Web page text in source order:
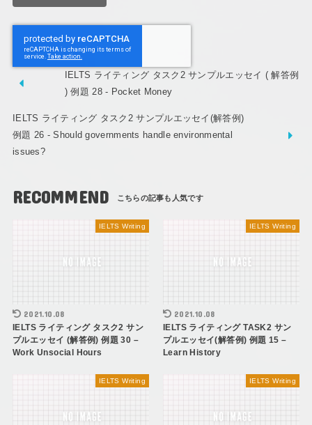
IELTS ライティング タスク2 サンプルエッセイ ( 解答例
) 例題 28 - Pocket Money
IELTS ライティング タスク2 サンプルエッセイ(解答例)
例題 26 - Should governments handle environmental
issues?
RECOMMEND
IELTS Writing
2021.10.08
IELTS ライティング タスク2 サン
プルエッセイ (解答例) 例題 30 –
Work Unsocial Hours
IELTS Writing
2021.10.08
IELTS ライティング TASK2 サン
プルエッセイ(解答例) 例題 15 –
Learn History
IELTS Writing IELTS Writing